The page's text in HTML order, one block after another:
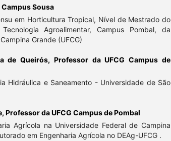
Campus Sousa
em Horticultura Tropical, Nível de Mestrado do
Agroalimentar, Campus Pombal, da
Grande (UFCG)
de Queirós, Professor da UFCG Campus de
Hidráulica e Saneamento - Universidade de São
Professor da UFCG Campus de Pombal
Agrícola na Universidade Federal de Campina
em Engenharia Agrícola no DEAg-UFCG .